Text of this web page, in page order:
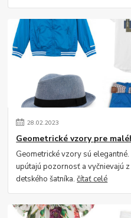
28.02.2023
Geometrické vzory pre
Geometrické vzory sú
upútajú pozornosť a vyčnievajú
detského šatníka.čítať celé